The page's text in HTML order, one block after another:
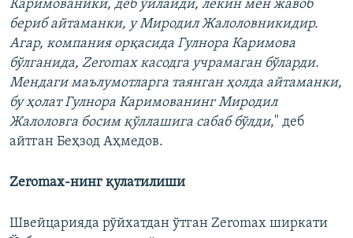
Каримованики, деб ўйлайди, лекин мен жавоб
бериб айтаманки, у Миродил Жалоловникидир.
Агар, компания орқасида Гулнора Каримова
бўлганида, Zeromax касодга учрамаган бўларди.
Мендаги маълумотларга таянган ҳолда айтаманки,
бу ҳолат Гулнора Каримованинг Миродил
Жалоловга босим қўллашига сабаб бўлди," деб
айтган Беҳзод Аҳмедов.
Zeromax-нинг қулатилиши
Швейцарияда рўйхатдан ўтган Zeromax ширкати